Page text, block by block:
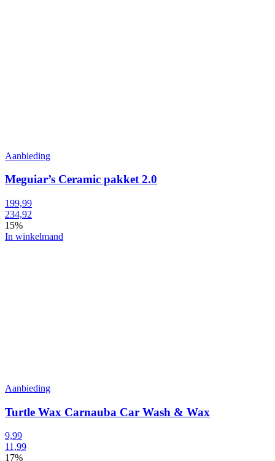
Aanbieding
Meguiar’s Ceramic pakket 2.0
199,99
234,92
15%
In winkelmand
Aanbieding
Turtle Wax Carnauba Car Wash & Wax
9,99
11,99
17%